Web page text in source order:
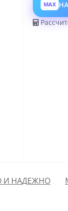
MAX
И НАДЕЖНО